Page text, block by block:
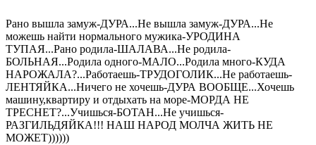
Рано вышла замуж-ДУРА...Не вышла замуж-ДУРА...Не
можешь найти нормального мужика-УРОДИНА
ТУПАЯ...Рано родила-ШАЛАВА...Не родила-
БОЛЬНАЯ...Родила одного-МАЛО...Родила много-КУДА
НАРОЖАЛА?...Работаешь-ТРУДОГОЛИК...Не работаешь-
ЛЕНТЯЙКА...Ничего не хочешь-ДУРА ВООБЩЕ...Хочешь
машину,квартиру и отдыхать на море-МОРДА НЕ
ТРЕСНЕТ?...Учишься-БОТАН...Не учишься-
РАЗГИЛЬДЯЙКА!!! НАШ НАРОД МОЛЧА ЖИТЬ НЕ
МОЖЕТ))))))